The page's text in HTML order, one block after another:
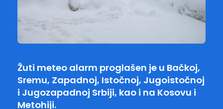
Žuti meteo alarm proglašen je u Bačkoj,
Sremu, Zapadnoj, Istočnoj, Jugoistočnoj
i Jugozapadnoj Srbiji, kao i na Kosovu i
Metohiji.